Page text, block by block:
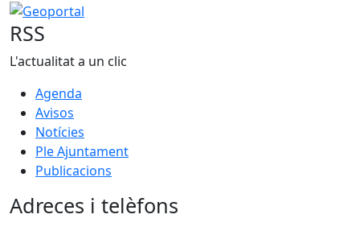
Geoportal
RSS
L'actualitat a un clic
Agenda
Avisos
Notícies
Ple Ajuntament
Publicacions
Adreces i telèfons